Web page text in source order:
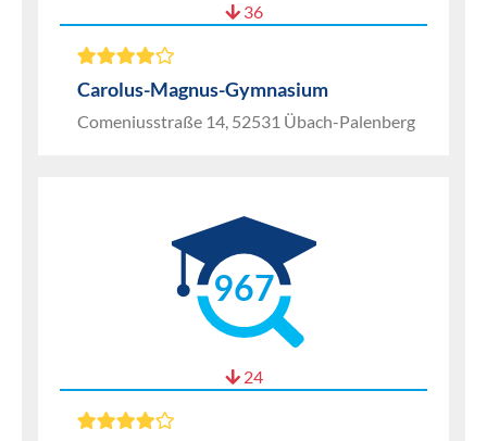
36
Carolus-Magnus-Gymnasium
Comeniusstraße 14, 52531 Übach-Palenberg
967
24